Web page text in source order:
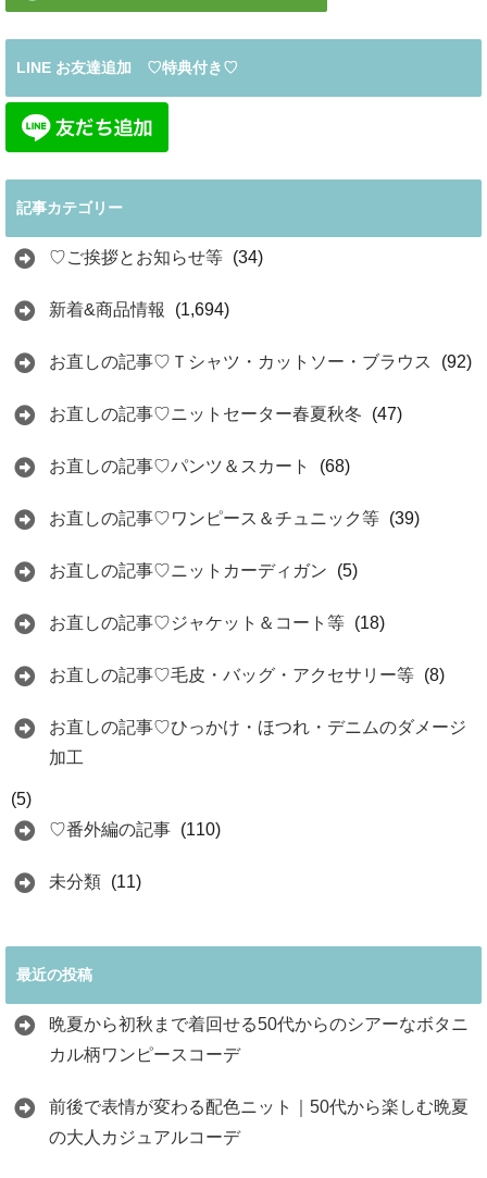
LINE お友達追加 ♡特典付き♡
記事カテゴリー
♡ご挨拶とお知らせ等 (34)
新着&商品情報 (1,694)
お直しの記事♡Ｔシャツ・カットソー・ブラウス (92)
お直しの記事♡ニットセーター春夏秋冬 (47)
お直しの記事♡パンツ＆スカート (68)
お直しの記事♡ワンピース＆チュニック等 (39)
お直しの記事♡ニットカーディガン (5)
お直しの記事♡ジャケット＆コート等 (18)
お直しの記事♡毛皮・バッグ・アクセサリー等 (8)
お直しの記事♡ひっかけ・ほつれ・デニムのダメージ
加工
(5)
♡番外編の記事 (110)
未分類 (11)
最近の投稿
晩夏から初秋まで着回せる50代からのシアーなボタニ
カル柄ワンピースコーデ
前後で表情が変わる配色ニット｜50代から楽しむ晩夏
の大人カジュアルコーデ